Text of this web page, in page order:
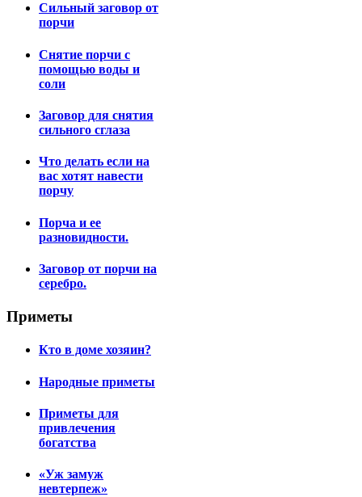
Сильный заговор от
порчи
Снятие порчи с
помощью воды и
соли
Заговор для снятия
сильного сглаза
Что делать если на
вас хотят навести
порчу
Порча и ее
разновидности.
Заговор от порчи на
серебро.
Приметы
Кто в доме хозяин?
Народные приметы
Приметы для
привлечения
богатства
«Уж замуж
невтерпеж»